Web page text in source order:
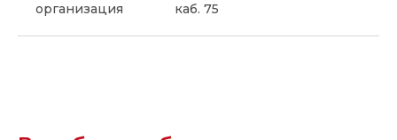
организация
каб. 75